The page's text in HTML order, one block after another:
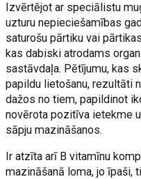
Izvērtējot ar speciālistu
uzturu nepieciešamības
saturošu pārtiku vai
kas dabiski atrodams
sastāvdaļa. Pētījumu, kas
papildu lietošanu, rezultāti
dažos no tiem, papildinot
novērota pozitīva ietekme
sāpju mazināšanos.
Ir atzīta arī B vitamīnu
mazināšanā loma, jo īpaši,